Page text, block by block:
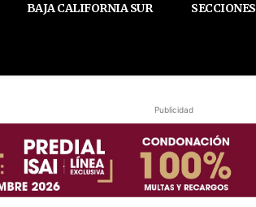
BAJA CALIFORNIA SUR SECCIONES
Publicidad